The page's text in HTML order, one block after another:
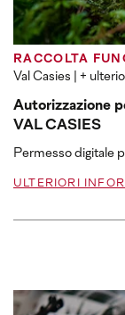
RACCOLTA
Val Casies | +
Autorizzazione
VAL CASIES
Permesso digitale
ULTERIORI